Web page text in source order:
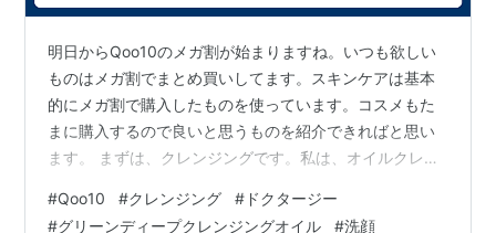
明日からQoo10のメガ割が始まりますね。いつも欲しい
ものはメガ割でまとめ買いしてます。スキンケアは基本
的にメガ割で購入したものを使っています。コスメもた
まに購入するので良いと思うものを紹介できればと思い
ます。 まずは、クレンジングです。私は、オイルクレン
そして、洗い上がりもつっぱらないものを探していまし
#Qoo10 #クレンジング # ドクタージー
#グリーンディープクレンジングオイル #洗顔